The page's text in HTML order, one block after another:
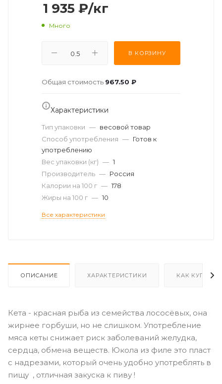
1 935 ₽/кг
Много
В КОРЗИНУ
Общая стоимость 967.50 ₽
Характеристики
Тип упаковки — весовой товар
Способ употребления — Готов к
употреблению
Вес упаковки (кг) — 1
Производитель — Россия
Калории на 100 г — 178
Жиры на 100 г — 10
Все характеристики
ОПИСАНИЕ ХАРАКТЕРИСТИКИ КАК КУПИТЬ
Кета - красная рыба из семейства лососёвых, она
жирнее горбуши, но не слишком. Употребление
мяса кеты снижает риск заболеваний желудка,
сердца, обмена веществ. Юкола из филе это пласт
с надрезами, который очень удобно употреблять в
пищу , отличная закуска к пиву !